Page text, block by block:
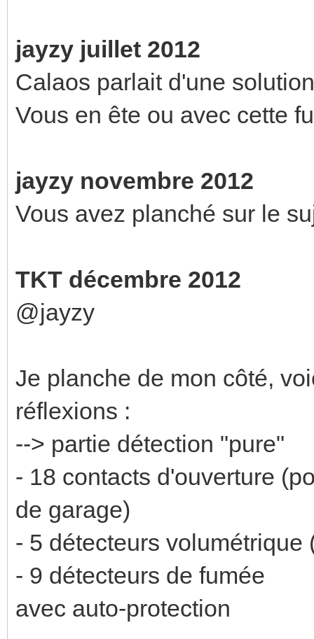
jayzy juillet 2012
Calaos parlait d'une
Vous en ête ou avec cette
jayzy novembre 2012
Vous avez planché sur le
TKT décembre 2012
@jayzy
Je planche de mon côté,
réflexions :
--> partie détection "pure"
- 18 contacts d'ouverture
de garage)
- 5 détecteurs volumétrique
- 9 détecteurs de fumée
avec auto-protection